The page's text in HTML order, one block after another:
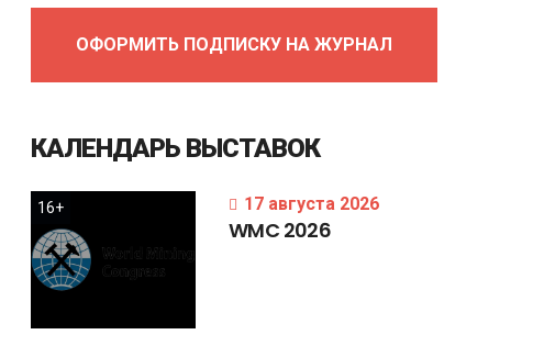
ОФОРМИТЬ ПОДПИСКУ НА ЖУРНАЛ
КАЛЕНДАРЬ ВЫСТАВОК
16+ 17 августа 2026
WMC 2026